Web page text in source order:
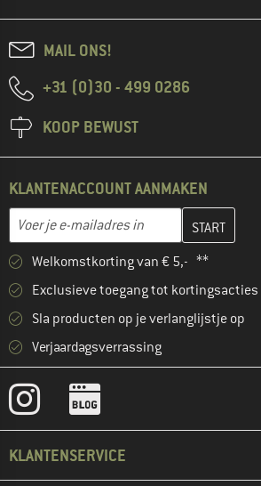
MAIL ONS!
+31 (0)30 - 499 0286
KOOP BEWUST
KLANTENACCOUNT AANMAKEN
E-mailadres
Vul je e-mailadres hier in en maak in de
Welkomstkorting van € 5,- **
Exclusieve toegang tot kortingsacties
Sla producten op je verlanglijstje op
Verjaardagsverrassing
KLANTENSERVICE